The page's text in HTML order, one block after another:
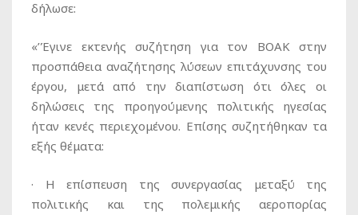
δήλωσε:
«’Έγινε εκτενής συζήτηση για τον ΒΟΑΚ στην
προσπάθεια αναζήτησης λύσεων επιτάχυνσης του
έργου, μετά από την διαπίστωση ότι όλες οι
δηλώσεις της προηγούμενης πολιτικής ηγεσίας
ήταν κενές περιεχομένου. Επίσης συζητήθηκαν τα
εξής θέματα:
· Η επίσπευση της συνεργασίας μεταξύ της
πολιτικής και της πολεμικής αεροπορίας